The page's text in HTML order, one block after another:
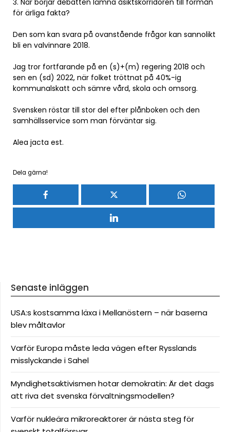
3. När börjar debatten lämna åsiktskorridoren till förmån
för ärliga fakta?
Den som kan svara på ovanstående frågor kan sannolikt
bli en valvinnare 2018.
Jag tror fortfarande på en (s)+(m) regering 2018 och
sen en (sd) 2022, när folket tröttnat på 40%-ig
kommunalskatt och sämre vård, skola och omsorg.
Svensken röstar till stor del efter plånboken och den
samhällsservice som man förväntar sig.
Alea jacta est.
Dela gärna!
Senaste inläggen
USA:s kostsamma läxa i Mellanöstern – när baserna
blev måltavlor
Varför Europa måste leda vägen efter Rysslands
misslyckande i Sahel
Myndighetsaktivismen hotar demokratin: Är det dags
att riva det svenska förvaltningsmodellen?
Varför nukleära mikroreaktorer är nästa steg för